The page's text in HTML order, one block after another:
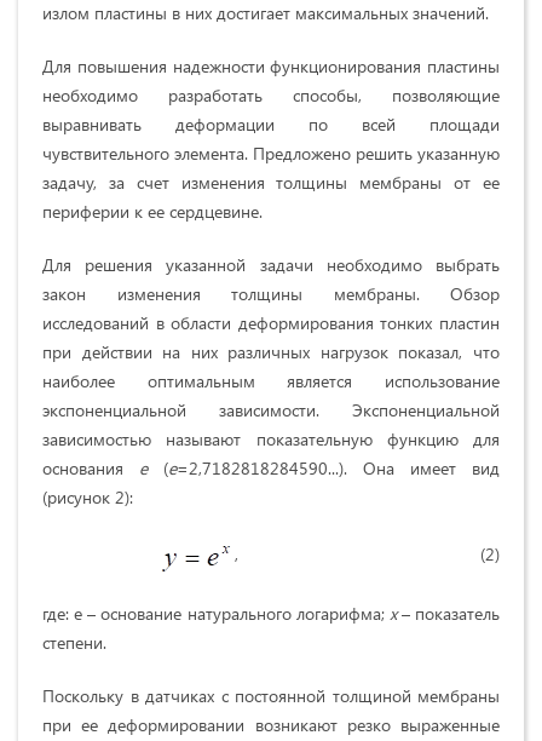
излом пластины в них достигает максимальных значений.
Для повышения надежности функционирования пластины
необходимо разработать способы, позволяющие
выравнивать деформации по всей площади
чувствительного элемента. Предложено решить указанную
задачу, за счет изменения толщины мембраны от ее
периферии к ее сердцевине.
Для решения указанной задачи необходимо выбрать
закон изменения толщины мембраны. Обзор
исследований в области деформирования тонких пластин
при действии на них различных нагрузок показал, что
наиболее оптимальным является использование
экспоненциальной зависимости. Экспоненциальной
зависимостью называют показательную функцию для
основания e(e=2,7182818284590...). Она имеет вид
(рисунок 2):
, (2)
где: e – основание натурального логарифма; x– показатель
степени.
Поскольку в датчиках с постоянной толщиной мембраны
при ее деформировании возникают резко выраженные